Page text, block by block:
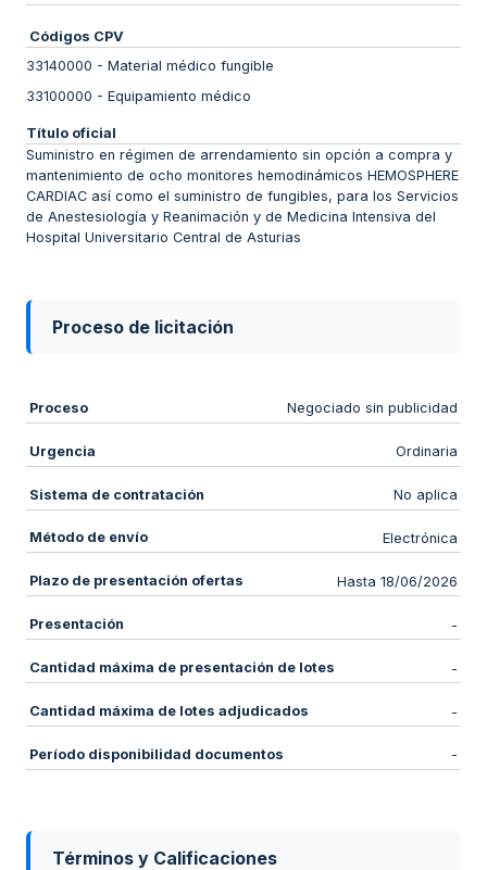
Códigos CPV
33140000 - Material médico fungible
33100000 - Equipamiento médico
Título oficial
Suministro en régimen de arrendamiento sin opción a compra y
mantenimiento de ocho monitores hemodinámicos HEMOSPHERE
CARDIAC así como el suministro de fungibles, para los Servicios
de Anestesiología y Reanimación y de Medicina Intensiva del
Hospital Universitario Central de Asturias
Proceso de licitación
Proceso Negociado sin publicidad
Urgencia Ordinaria
Sistema de contratación No aplica
Método de envío Electrónica
Plazo de presentación ofertas Hasta 18/06/2026
Presentación -
Cantidad máxima de presentación de lotes -
Cantidad máxima de lotes adjudicados -
Período disponibilidad documentos -
Términos y Calificaciones